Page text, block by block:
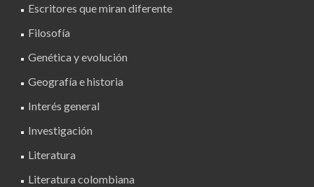
Escritores que miran diferente
Filosofía
Genética y evolución
Geografía e historia
Interés general
Investigación
Literatura
Literatura colombiana